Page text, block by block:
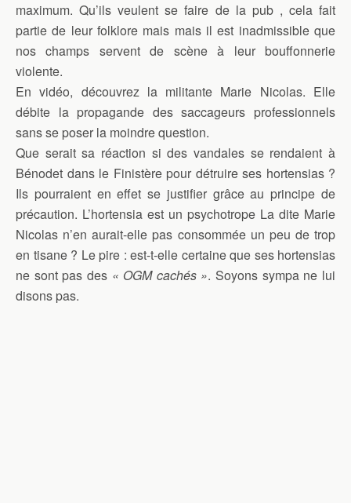
maximum. Qu’ils veulent se faire de la pub , cela fait
partie de leur folklore mais mais il est inadmissible que
nos champs servent de scène à leur bouffonnerie
violente.
En vidéo, découvrez la militante Marie Nicolas. Elle
débite la propagande des saccageurs professionnels
sans se poser la moindre question.
Que serait sa réaction si des vandales se rendaient à
Bénodet dans le Finistère pour détruire ses hortensias ?
Ils pourraient en effet se justifier grâce au principe de
précaution. L’hortensia est un psychotrope La dite Marie
Nicolas n’en aurait-elle pas consommée un peu de trop
en tisane ? Le pire : est-t-elle certaine que ses hortensias
ne sont pas des « OGM cachés ». Soyons sympa ne lui
disons pas.